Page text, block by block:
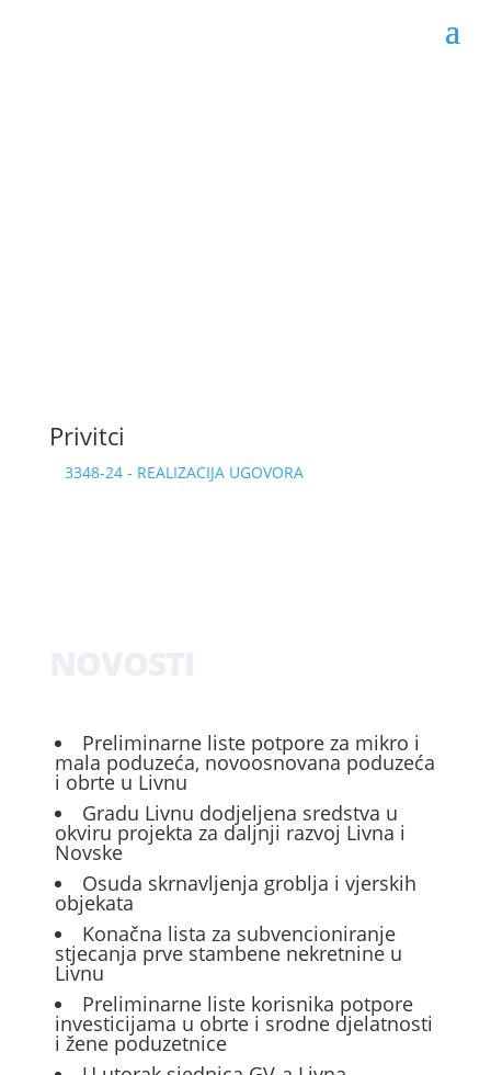
Privitci
3348-24 - REALIZACIJA UGOVORA
Preliminarne liste potpore za mikro i
mala poduzeća, novoosnovana poduzeća
i obrte u Livnu
Gradu Livnu dodjeljena sredstva u
okviru projekta za daljnji razvoj Livna i
Novske
Osuda skrnavljenja groblja i vjerskih
objekata
Konačna lista za subvencioniranje
stjecanja prve stambene nekretnine u
Livnu
Preliminarne liste korisnika potpore
investicijama u obrte i srodne djelatnosti
i žene poduzetnice